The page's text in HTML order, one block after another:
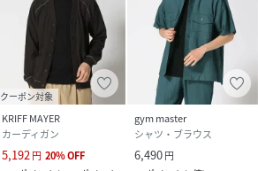
クーポン対象
KRIFF MAYER
カーディガン
5,192円 20%OFF
gym master
シャツ・ブラウス
6,490円